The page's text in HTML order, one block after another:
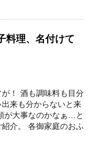
料理、名付けて
！ 酒も調味料も目分
来も分からないと来
が大事なのかなぁ…と
介。 各御家庭のおふ